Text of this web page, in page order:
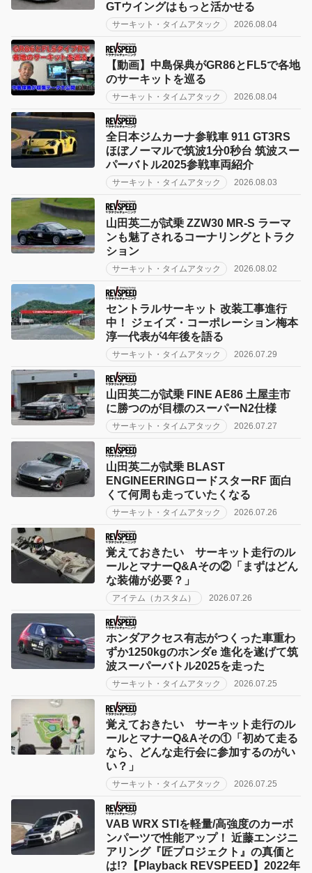
GTウイングはもっと活かせる
サーキット・タイムアタック 2026.08.04
【動画】中島保典がGR86とFL5で各地
のサーキットを巡る
サーキット・タイムアタック 2026.08.04
全日本ジムカーナ参戦車 911 GT3RS
ほぼノーマルで筑波1分0秒台 筑波スー
パーバトル2025参戦車両紹介
サーキット・タイムアタック 2026.08.03
山田英二が試乗 ZZW30 MR-S ラーマ
ンも魅了されるコーナリングとトラク
ション
サーキット・タイムアタック 2026.08.02
セントラルサーキット 改装工事進行
中！ ジェイズ・コーポレーション梅本
淳一代表が4年後を語る
サーキット・タイムアタック 2026.07.29
山田英二が試乗 FINE AE86 土屋圭市
に勝つのが目標のスーパーN2仕様
サーキット・タイムアタック 2026.07.27
山田英二が試乗 BLAST
ENGINEERINGロードスターRF 面白
くて何周も走っていたくなる
サーキット・タイムアタック 2026.07.26
覚えておきたい サーキット走行のル
ールとマナーQ&Aその②「まずはどん
な装備が必要？」
アイテム（カスタム） 2026.07.26
ホンダアクセス有志がつくった車重わ
ずか1250kgのホンダe 進化を遂げて筑
波スーパーバトル2025を走った
サーキット・タイムアタック 2026.07.25
覚えておきたい サーキット走行のル
ールとマナーQ&Aその①「初めて走る
なら、どんな走行会に参加するのがい
い？」
サーキット・タイムアタック 2026.07.25
VAB WRX STIを軽量/高強度のカーボ
ンパーツで性能アップ！ 近藤エンジニ
アリング『匠プロジェクト』の真価と
は!?【Playback REVSPEED】2022年